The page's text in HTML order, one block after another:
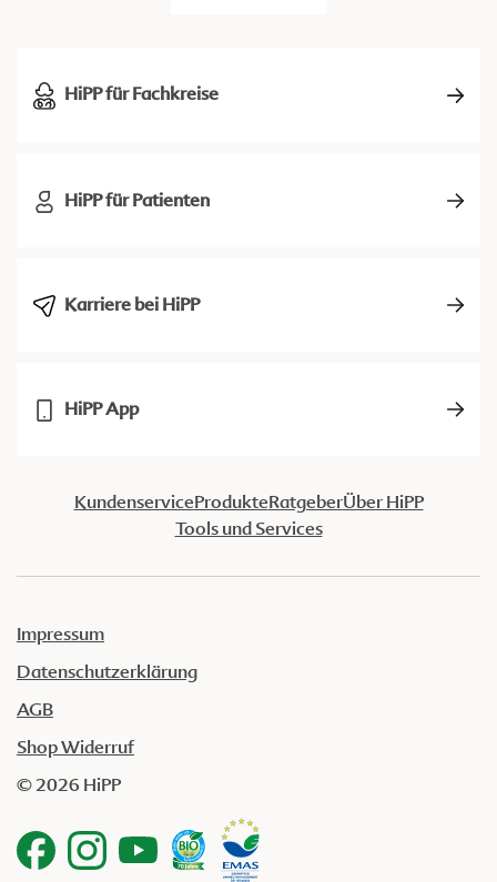
HiPP für Fachkreise
HiPP für Patienten
Karriere bei HiPP
HiPP App
KundenserviceProdukteRatgeberÜber HiPP
Tools und Services
Impressum
Datenschutzerklärung
AGB
Shop Widerruf
© 2026 HiPP